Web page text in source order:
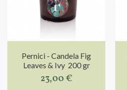
Pernici - Candela Fig
Leaves & Ivy 200 gr
23,00 €